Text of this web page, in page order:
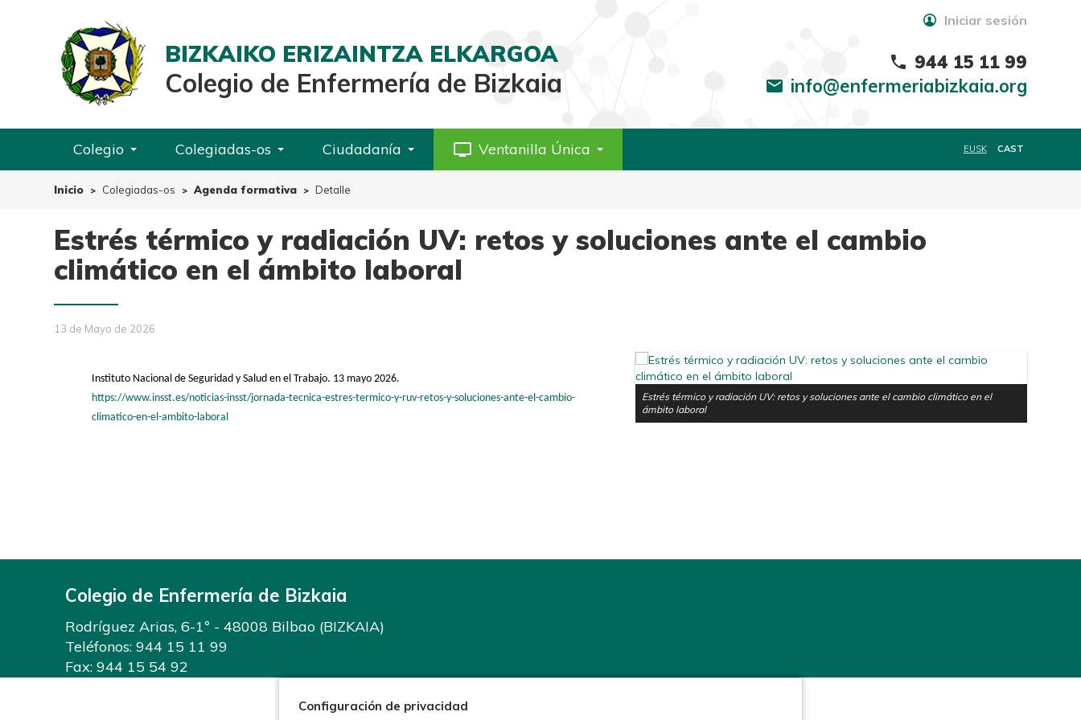
Iniciar sesión
BIZKAIKO ERIZAINTZA ELKARGOA
Colegio de Enfermería de Bizkaia
phone 944 15 11 99
mail info@enfermeriabizkaia.org
Colegio Colegiadas-os Ciudadanía personal_video Ventanilla Única EUSK CAST
Inicio Colegiadas-os Agenda formativa Detalle
Estrés térmico y radiación UV: retos y soluciones ante el cambio
climático en el ámbito laboral
13 de Mayo de 2026
Instituto Nacional de Seguridad y Salud en el Trabajo. 13 mayo 2026.
https://www.insst.es/noticias-insst/jornada-tecnica-estres-termico-y-ruv-retos-y-soluciones-ante-el-cambio-
climatico-en-el-ambito-laboral
Estrés térmico y radiación UV: retos y soluciones ante el cambio climático en el
ámbito laboral
Colegio de Enfermería de Bizkaia
Rodríguez Arias, 6-1º - 48008 Bilbao (BIZKAIA)
Teléfonos: 944 15 11 99
Fax: 944 15 54 92
Configuración de privacidad